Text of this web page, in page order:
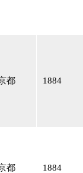
都 1884
都 1884